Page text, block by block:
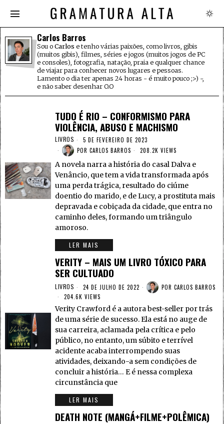
Carlos Barros
Sou o Carlos e tenho várias paixões, como livros, gibis
(muitos gibis), filmes, séries e jogos (muitos jogos de PC
e consoles), fotografia, natação, praia e qualquer chance
de viajar para conhecer novos lugares e pessoas.
Lamento o dia ter apenas 24 horas - é muito pouco ;>) -,
e não saber desenhar O.O
TUDO É RIO – CONFORMISMO PARA
VIOLÊNCIA, ABUSO E MACHISMO
LIVROS
5 DE FEVEREIRO DE 2023
POR CARLOS BARROS 208.2K VIEWS
A novela narra a história do casal Dalva e
Venâncio, que tem a vida transformada após
uma perda trágica, resultado do ciúme
doentio do marido, e de Lucy, a prostituta mais
depravada e cobiçada da cidade, que entra no
caminho deles, formando um triângulo
amoroso.
LER MAIS
VERITY – MAIS UM LIVRO TÓXICO PARA
SER CULTUADO
LIVROS 24 DE JULHO DE 2022 POR CARLOS BARROS
204.6K VIEWS
Verity Crawford é a autora best-seller por trás
de uma série de sucesso. Ela está no auge de
sua carreira, aclamada pela crítica e pelo
público, no entanto, um súbito e terrível
acidente acaba interrompendo suas
atividades, deixando-a sem condições de
concluir a história… E é nessa complexa
circunstância que
LER MAIS
DEATH NOTE (MANGÁ+FILME+POLÊMICA)